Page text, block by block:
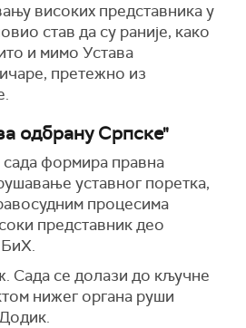
високих представника у
став да су раније, како
и мимо Устава
претежно из
одбрану Српске"
сада формира правна
уставног поретка,
процесима
представник део
БиХ.
Сада се долази до кључне
нижег органа руши